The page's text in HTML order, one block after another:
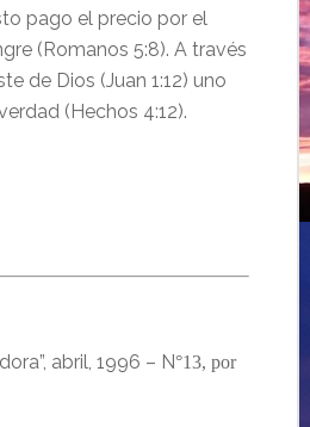
pago el precio por el
(Romanos 5:8). A través
de Dios (Juan 1:12) uno
(Hechos 4:12).
abril, 1996 – N°13, por